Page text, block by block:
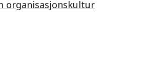
organisasjonskultur